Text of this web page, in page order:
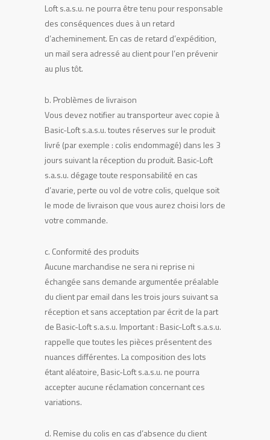
Loft s.a.s.u. ne pourra être tenu pour responsable
des conséquences dues à un retard
d’acheminement. En cas de retard d’expédition,
un mail sera adressé au client pour l’en prévenir
au plus tôt.
b. Problèmes de livraison
Vous devez notifier au transporteur avec copie à
Basic-Loft s.a.s.u. toutes réserves sur le produit
livré (par exemple : colis endommagé) dans les 3
jours suivant la réception du produit. Basic-Loft
s.a.s.u. dégage toute responsabilité en cas
d’avarie, perte ou vol de votre colis, quelque soit
le mode de livraison que vous aurez choisi lors de
votre commande.
c. Conformité des produits
Aucune marchandise ne sera ni reprise ni
échangée sans demande argumentée préalable
du client par email dans les trois jours suivant sa
réception et sans acceptation par écrit de la part
de Basic-Loft s.a.s.u. Important : Basic-Loft s.a.s.u.
rappelle que toutes les pièces présentent des
nuances différentes. La composition des lots
étant aléatoire, Basic-Loft s.a.s.u. ne pourra
accepter aucune réclamation concernant ces
variations.
d. Remise du colis en cas d’absence du client